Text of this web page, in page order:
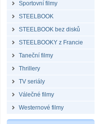
Sportovní filmy
STEELBOOK
STEELBOOK bez disků
STEELBOOKY z Francie
Taneční filmy
Thrillery
TV seriály
Válečné filmy
Westernové filmy